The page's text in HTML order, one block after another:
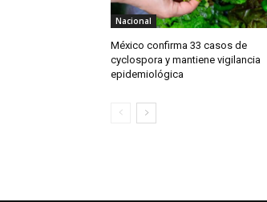
Nacional
México confirma 33 casos de
cyclospora y mantiene vigilancia
epidemiológica